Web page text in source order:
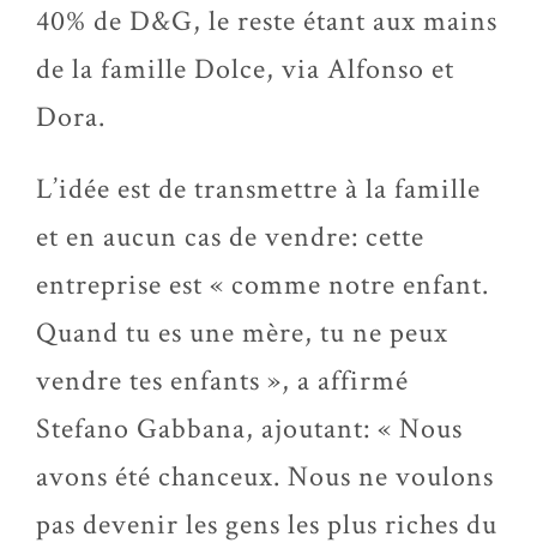
40% de D&G, le reste étant aux mains
de la famille Dolce, via Alfonso et
Dora.
L’idée est de transmettre à la famille
et en aucun cas de vendre: cette
entreprise est « comme notre enfant.
Quand tu es une mère, tu ne peux
vendre tes enfants », a affirmé
Stefano Gabbana, ajoutant: « Nous
avons été chanceux. Nous ne voulons
pas devenir les gens les plus riches du